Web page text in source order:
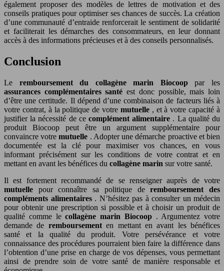
également proposer des modèles de lettres de motivation et des
conseils pratiques pour optimiser ses chances de succès. La création
d’une communauté d’entraide renforcerait le sentiment de solidarité
et faciliterait les démarches des consommateurs, en leur donnant
accès à des informations précieuses et à des conseils personnalisés.
Conclusion
Le remboursement du collagène marin Biocooppar les
assurances complémentaires santéest donc possible, mais loin
d’être une certitude. Il dépend d’une combinaison de facteurs liés à
votre contrat, à la politique de votre mutuelle , et à votre capacité à
justifier la nécessité de ce complément alimentaire . La qualité du
produit Biocoop peut être un argument supplémentaire pour
convaincre votremutuelle . Adopter une démarche proactive et bien
documentée est la clé pour maximiser vos chances, en vous
informant précisément sur les conditions de votre contrat et en
mettant en avant les bénéfices du collagène marin sur votre santé.
Il est fortement recommandé de se renseigner auprès de votre
mutuelle pour connaître sa politique deremboursement des
compléments alimentaires . N’hésitez pas à consulter un médecin
pour obtenir une prescription si possible et à choisir un produit de
qualité comme lecollagène marin Biocoop . Argumentez votre
demande de remboursementen mettant en avant les bénéfices
santé et la qualité du produit. Votre persévérance et votre
connaissance des procédures pourraient bien faire la différence dans
l’obtention d’une prise en charge de vos dépenses, vous permettant
ainsi de prendre soin de votre santé de manière responsable et